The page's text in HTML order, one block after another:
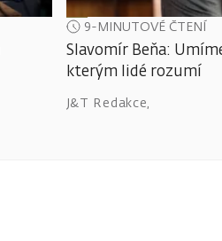
9-MINUTOVÉ ČTENÍ
Slavomír Beňa:
kterým lidé rozumí
J&T Redakce,